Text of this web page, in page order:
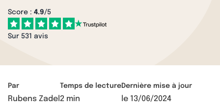
Score : 4.9/5
Sur 531 avis
Par
Rubens Zadel
Temps de lecture
2 min
Dernière mise à jour
le 13/06/2024